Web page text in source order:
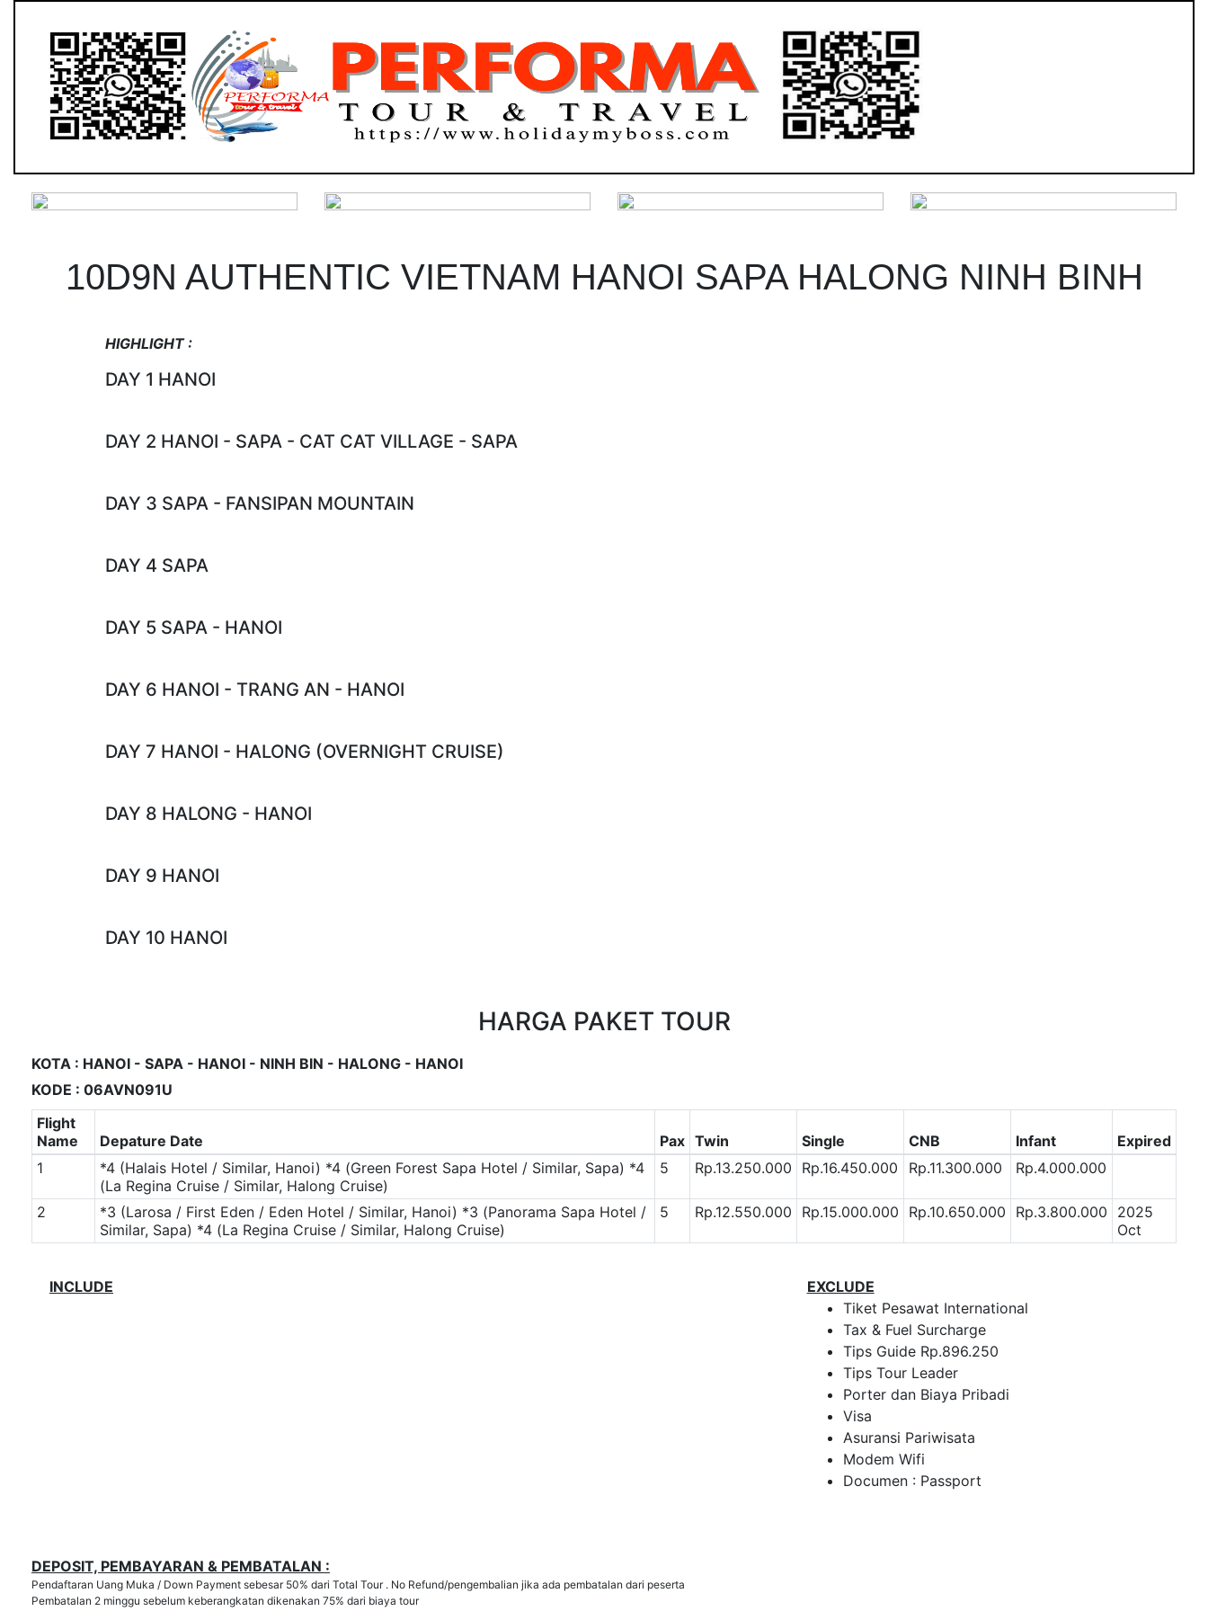
10D9N AUTHENTIC VIETNAM HANOI SAPA HALONG NINH BINH
HIGHLIGHT :
DAY 1 HANOI
DAY 2 HANOI - SAPA - CAT CAT VILLAGE - SAPA
DAY 3 SAPA - FANSIPAN MOUNTAIN
DAY 4 SAPA
DAY 5 SAPA - HANOI
DAY 6 HANOI - TRANG AN - HANOI
DAY 7 HANOI - HALONG (OVERNIGHT CRUISE)
DAY 8 HALONG - HANOI
DAY 9 HANOI
DAY 10 HANOI
HARGA PAKET TOUR
KOTA : HANOI - SAPA - HANOI - NINH BIN - HALONG - HANOI
KODE : 06AVN091U
Flight
Name
Depature Date Pax Twin Single CNB Infant
Expired
1
*4 (Halais Hotel / Similar, Hanoi) *4 (Green Forest Sapa Hotel / Similar, Sapa) *4
(La Regina Cruise / Similar, Halong Cruise)
5 Rp.13.250.000 Rp.16.450.000 Rp.11.300.000 Rp.4.000.000
2 *3 (Larosa / First Eden / Eden Hotel / Similar, Hanoi) *3 (Panorama Sapa Hotel /
Similar, Sapa) *4 (La Regina Cruise / Similar, Halong Cruise)
5 Rp.12.550.000 Rp.15.000.000 Rp.10.650.000 Rp.3.800.000
2025
Oct
INCLUDE
EXCLUDE
Tiket Pesawat International
Tax & Fuel Surcharge
Tips Guide Rp.896.250
Tips Tour Leader
Porter dan Biaya Pribadi
Visa
Asuransi Pariwisata
Modem Wifi
Documen : Passport
DEPOSIT, PEMBAYARAN & PEMBATALAN :
Pendaftaran Uang Muka / Down Payment sebesar 50% dari Total Tour . No Refund/pengembalian jika ada pembatalan dari peserta
Pembatalan 2 minggu sebelum keberangkatan dikenakan 75% dari biaya tour